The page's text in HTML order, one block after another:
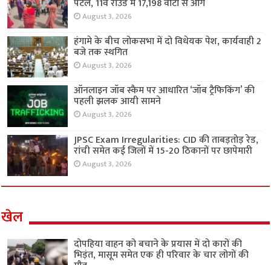
पटेल, 11वें राउंड में 17,198 वोटों से आगे
August 3, 2026
हंगामे के बीच लोकसभा में दो विधेयक पेश, कार्यवाही 2
बजे तक स्थगित
August 3, 2026
ऑनलाइन जॉब स्कैम पर आधारित ‘जॉब ट्रैफिकिंग’ की
पहली झलक आयी सामने
August 3, 2026
JPSC Exam Irregularities: CID की ताबड़तोड़ रेड,
रांची समेत कई जिलों में 15-20 ठिकानों पर छापेमारी
August 3, 2026
खेल
दोपहिया वाहन को बचाने के प्रयास में दो कारों की
भिड़ंत, मासूम समेत एक ही परिवार के चार लोगों की